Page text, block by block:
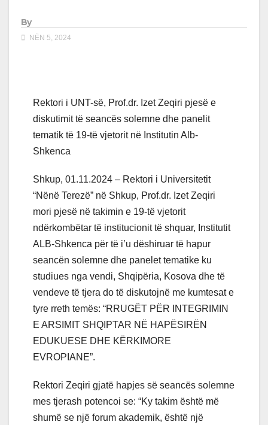
By
NËN 5, 2024
Rektori i UNT-së, Prof.dr. Izet Zeqiri pjesë e
diskutimit të seancës solemne dhe panelit
tematik të 19-të vjetorit në Institutin Alb-
Shkenca
Shkup, 01.11.2024 – Rektori i Universitetit
“Nënë Terezë” në Shkup, Prof.dr. Izet Zeqiri
mori pjesë në takimin e 19-të vjetorit
ndërkombëtar të institucionit të shquar, Institutit
ALB-Shkenca për të i’u dëshiruar të hapur
seancën solemne dhe panelet tematike ku
studiues nga vendi, Shqipëria, Kosova dhe të
vendeve të tjera do të diskutojnë me kumtesat e
tyre rreth temës: “RRUGËT PËR INTEGRIMIN
E ARSIMIT SHQIPTAR NË HAPËSIRËN
EDUKUESE DHE KËRKIMORE
EVROPIANE”.
Rektori Zeqiri gjatë hapjes së seancës solemne
mes tjerash potencoi se: “Ky takim është më
shumë se një forum akademik, është një